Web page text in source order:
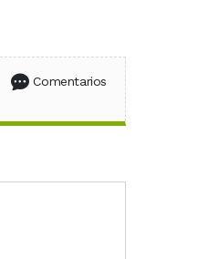
en Facebook
en X (Twitter)
en WhatsApp
Comentarios